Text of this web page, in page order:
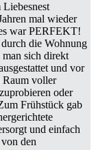
mal wieder
war PERFEKT!
die Wohnung
man sich direkt
und vor
Raum voller
oder
Frühstück gab
und einfach
den